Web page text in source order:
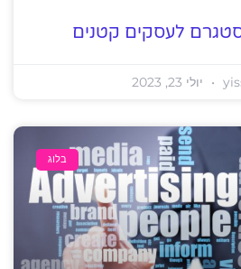
לעסקים קטנים
יולי 23, 2023
בלוג